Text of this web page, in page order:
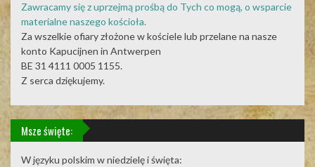
Zawracamy się z uprzejmą prośbą do Tych co mogą, o wsparcie
materialne naszego kościoła.
Za wszelkie ofiary złożone w kościele lub przelane na nasze
konto Kapucijnen in Antwerpen
BE 31 4111 0005 1155.
Z serca dziękujemy.
Msze święte:
W języku polskim w niedzielę i święta: